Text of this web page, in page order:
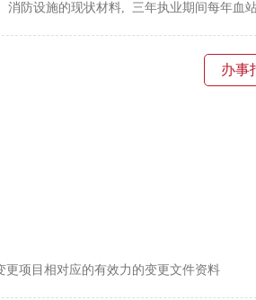
防设施的现状材料, 三年执业期间每年血
办事
项目相对应的有效力的变更文件资料